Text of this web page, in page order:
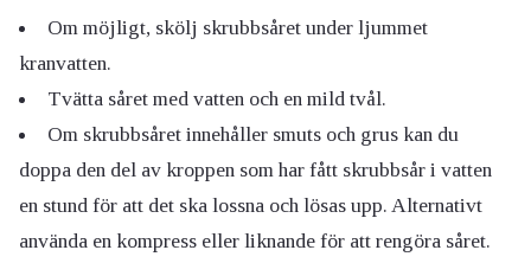
Om möjligt, skölj skrubbsåret under ljummet
kranvatten.
Tvätta såret med vatten och en mild tvål.
Om skrubbsåret innehåller smuts och grus kan du
doppa den del av kroppen som har fått skrubbsår i vatten
en stund för att det ska lossna och lösas upp. Alternativt
använda en kompress eller liknande för att rengöra såret.